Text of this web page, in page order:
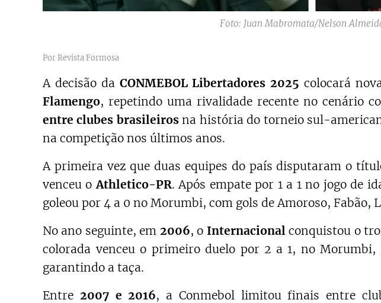
Foto: Juan Mabromata/Nelson
Por Revista Formosa
A decisão da CONMEBOL Libertadores 2025 colocará
Flamengo, repetindo uma rivalidade recente no cenário
entre clubes brasileirosna história do torneio sul-
na competição nos últimos anos.
A primeira vez que duas equipes do país disputaram o
venceu o Athletico-PR. Após empate por 1 a 1 no jogo de
goleou por 4 a 0 no Morumbi, com gols de Amoroso, Fabão,
No ano seguinte, em 2006, o Internacional conquistou o
colorada venceu o primeiro duelo por 2 a 1, no
garantindo a taça.
Entre 2007 e 2016, a Conmebol limitou finais entre